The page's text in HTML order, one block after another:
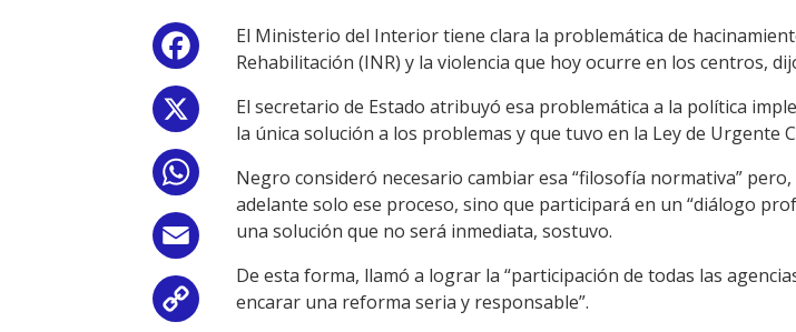
Facebook
WhatsApp
Email
Copy
El Ministerio del Interior tiene clara la problemática de
Rehabilitación (INR) y la violencia que hoy ocurre en los centros,
El secretario de Estado atribuyó esa problemática a la política
la única solución a los problemas y que tuvo en la Ley de Urgente
Negro consideró necesario cambiar esa “filosofía normativa”
adelante solo ese proceso, sino que participará en un “diálogo
una solución que no será inmediata, sostuvo.
De esta forma, llamó a lograr la “participación de todas las
encarar una reforma seria y responsable”.